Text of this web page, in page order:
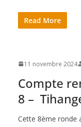
Read More
11 novembre 2024
Compte
8 –
Cette 8ème ronde